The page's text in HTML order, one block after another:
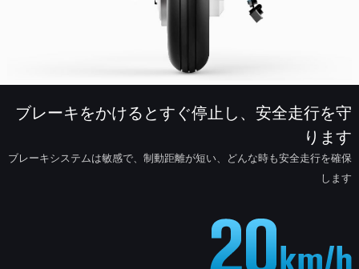
ブレーキをかけるとすぐ停止し、安全走行を守
ります
ブレーキシステムは敏感で、制動距離が短い、どんな時も安全走行を確保
します